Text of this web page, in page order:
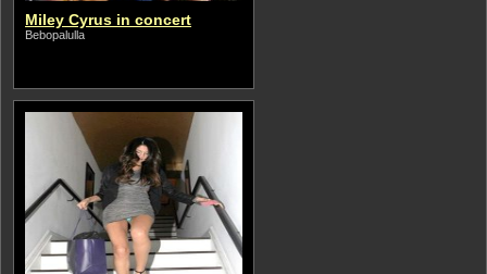
Miley Cyrus in concert
Bebopalulla